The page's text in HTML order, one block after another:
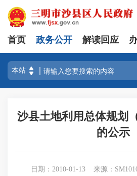
首页 政务公开 解读回应
沙县土地利用总体规划（
的公示
日期：2010-01-13 来源：